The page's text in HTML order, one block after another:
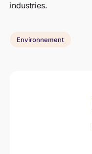
industries.
Environnement